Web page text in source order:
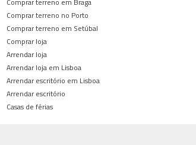
Comprar terreno no Porto
Comprar terreno em Setúbal
Comprar loja
Arrendar loja
Arrendar loja em Lisboa
Arrendar escritório em Lisboa
Arrendar escritório
Casas de férias